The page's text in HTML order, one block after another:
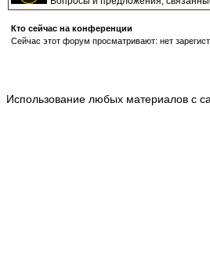
Кто сейчас на конференции
Сейчас этот форум просматривают: нет
Использование любых материалов с